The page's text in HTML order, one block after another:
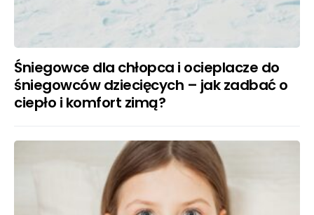
Śniegowce dla chłopca i ocieplacze do
śniegowców dziecięcych – jak zadbać o
ciepło i komfort zimą?